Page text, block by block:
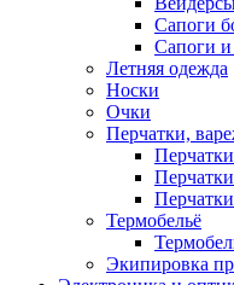
Сапоги
Сапоги и
Летняя одежда
Носки
Очки
Перчатки,
Термобельё
Экипировка